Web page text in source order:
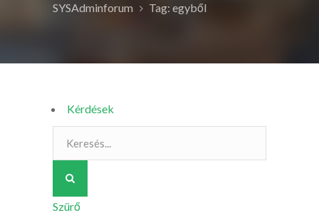
SYSAdminforum Tag: egyből
Kérdések
Szürő